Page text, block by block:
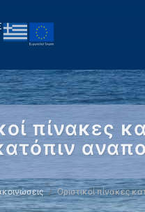
πίνακες
Οριστικοί πίνακες